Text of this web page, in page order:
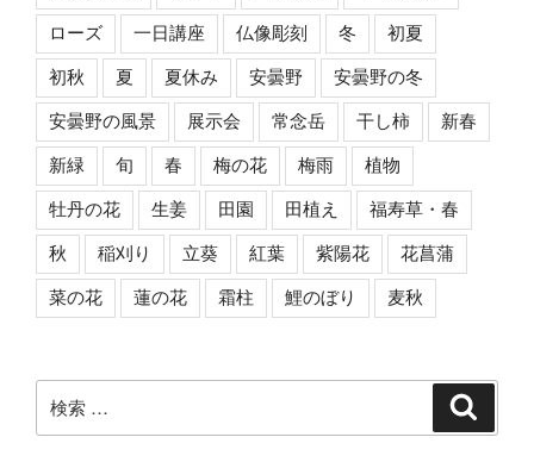
ローズ 一日講座 仏像彫刻 冬 初夏
初秋 夏 夏休み 安曇野 安曇野の冬
安曇野の風景 展示会 常念岳 干し柿 新春
新緑 旬 春 梅の花 梅雨 植物
牡丹の花 生姜 田園 田植え 福寿草・春
秋 稲刈り 立葵 紅葉 紫陽花 花菖蒲
菜の花 蓮の花 霜柱 鯉のぼり 麦秋
索: